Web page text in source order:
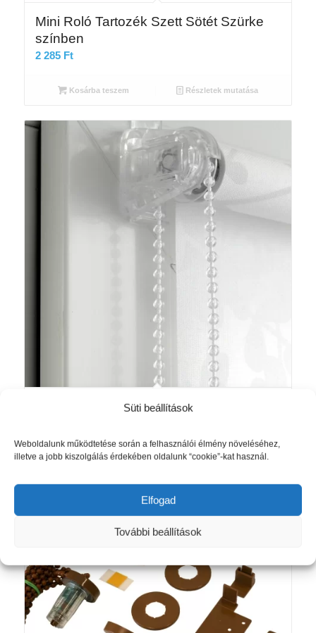
Süti beállítások
Weboldalunk működtetése során a felhasználói élmény növeléséhez,
illetve a jobb kiszolgálás érdekében oldalunk “cookie”-kat használ.
Elfogad
További beállítások
Mini Roló Tartozék Szett Sötét Szürke
színben
2 285 Ft
Kosárba teszem Részletek mutatása
Mini Zebra Sávroló Tartozék Szett
2 725Ft